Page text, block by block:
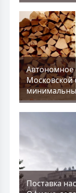
Aвтономное
Московской
Поставка